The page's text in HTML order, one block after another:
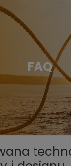
öffnen für
FAQ